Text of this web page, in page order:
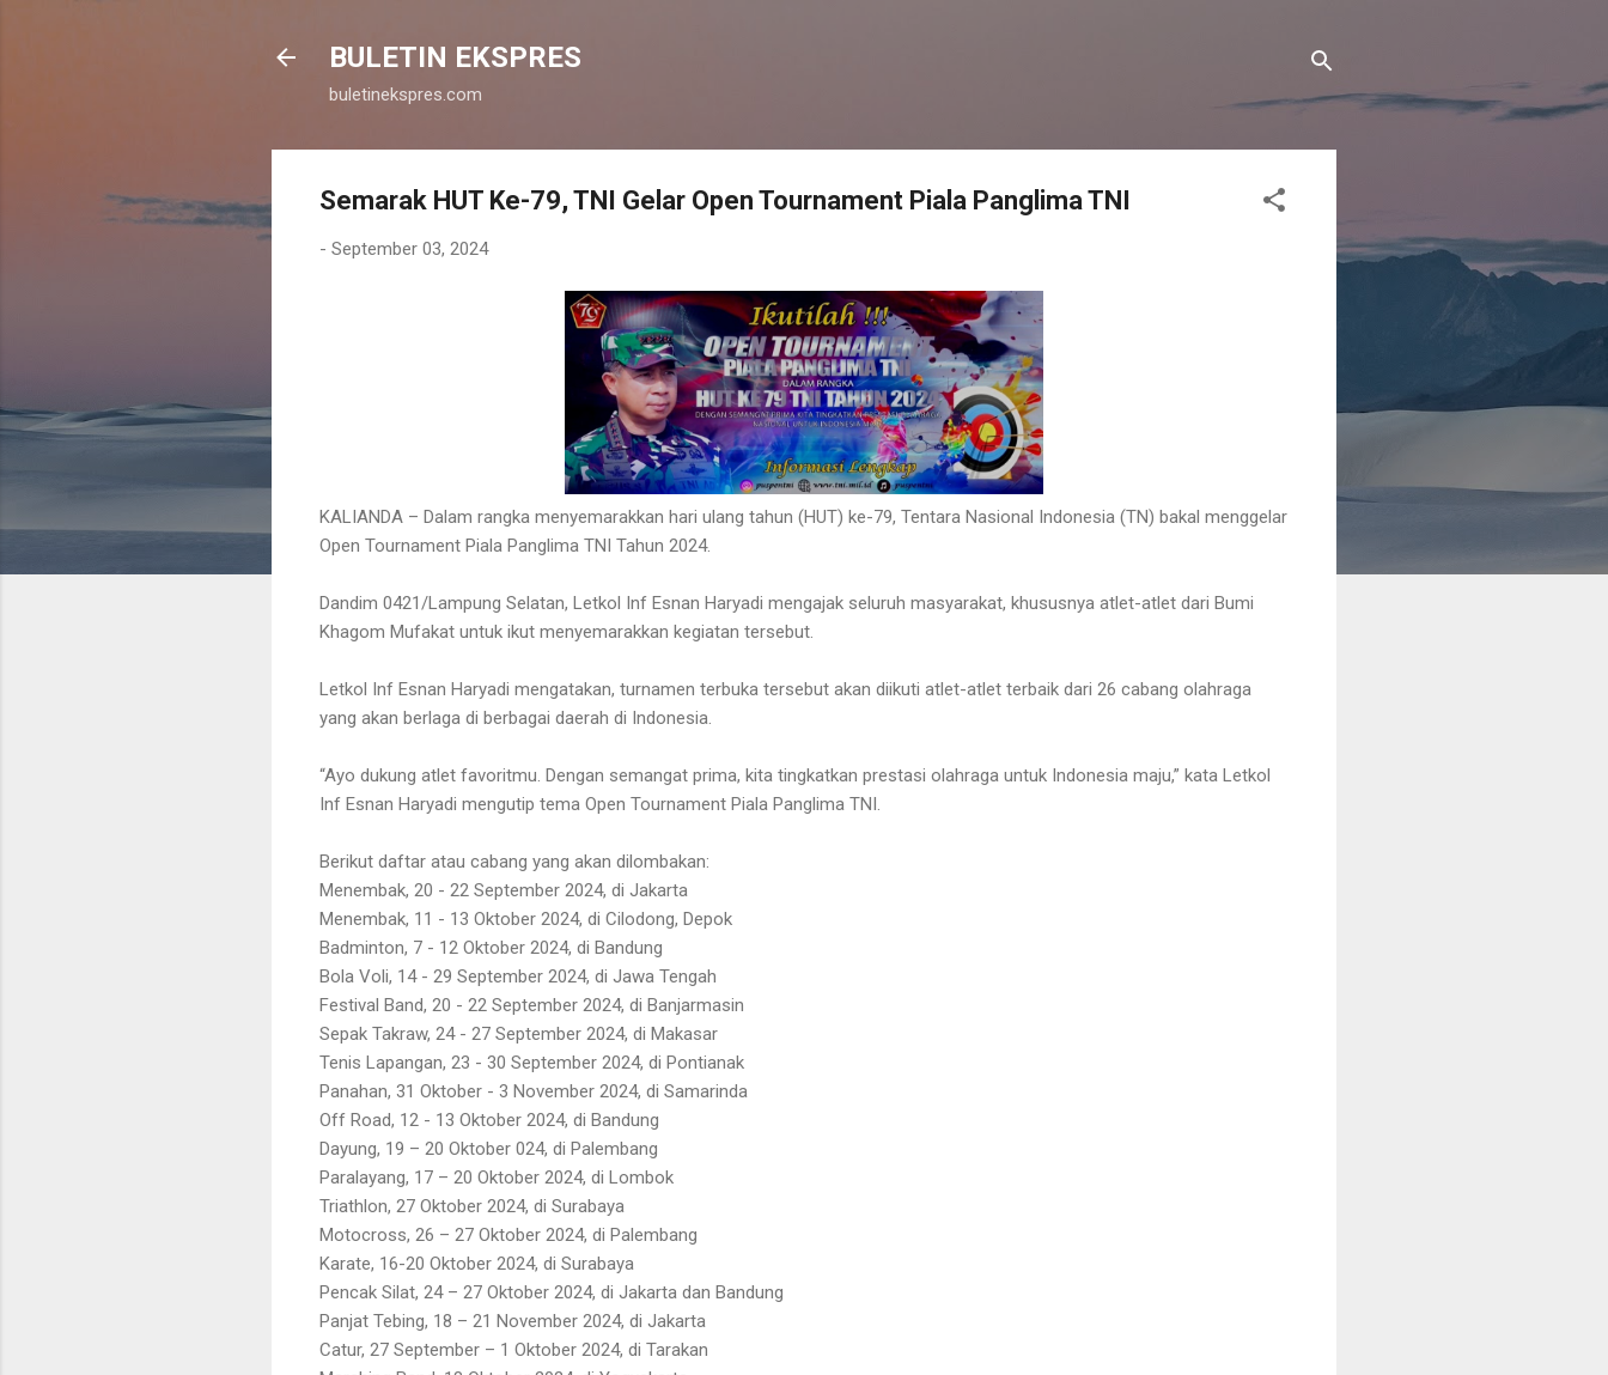
BULETIN EKSPRES
buletinekspres.com
Semarak HUT Ke-79, TNI Gelar Open Tournament Piala Panglima TNI
- September 03, 2024
KALIANDA – Dalam rangka menyemarakkan hari ulang tahun (HUT) ke-79, Tentara Nasional Indonesia (TN) bakal menggelar
Open Tournament Piala Panglima TNI Tahun 2024.
Dandim 0421/Lampung Selatan, Letkol Inf Esnan Haryadi mengajak seluruh masyarakat, khususnya atlet-atlet dari Bumi
Khagom Mufakat untuk ikut menyemarakkan kegiatan tersebut.
Letkol Inf Esnan Haryadi mengatakan, turnamen terbuka tersebut akan diikuti atlet-atlet terbaik dari 26 cabang olahraga
yang akan berlaga di berbagai daerah di Indonesia.
“Ayo dukung atlet favoritmu. Dengan semangat prima, kita tingkatkan prestasi olahraga untuk Indonesia maju,” kata Letkol
Inf Esnan Haryadi mengutip tema Open Tournament Piala Panglima TNI.
Berikut daftar atau cabang yang akan dilombakan:
Menembak, 20 - 22 September 2024, di Jakarta
Menembak, 11 - 13 Oktober 2024, di Cilodong, Depok
Badminton, 7 - 12 Oktober 2024, di Bandung
Bola Voli, 14 - 29 September 2024, di Jawa Tengah
Festival Band, 20 - 22 September 2024, di Banjarmasin
Sepak Takraw, 24 - 27 September 2024, di Makasar
Tenis Lapangan, 23 - 30 September 2024, di Pontianak
Panahan, 31 Oktober - 3 November 2024, di Samarinda
Off Road, 12 - 13 Oktober 2024, di Bandung
Dayung, 19 – 20 Oktober 024, di Palembang
Paralayang, 17 – 20 Oktober 2024, di Lombok
Triathlon, 27 Oktober 2024, di Surabaya
Motocross, 26 – 27 Oktober 2024, di Palembang
Karate, 16-20 Oktober 2024, di Surabaya
Pencak Silat, 24 – 27 Oktober 2024, di Jakarta dan Bandung
Panjat Tebing, 18 – 21 November 2024, di Jakarta
Catur, 27 September – 1 Oktober 2024, di Tarakan